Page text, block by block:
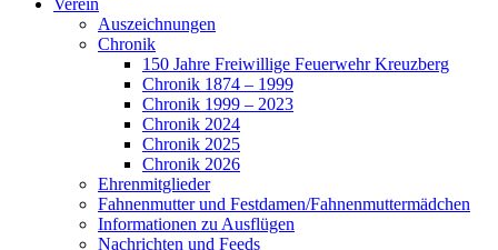
Verein
Auszeichnungen
Chronik
150 Jahre Freiwillige Feuerwehr Kreuzberg
Chronik 1874 – 1999
Chronik 1999 – 2023
Chronik 2024
Chronik 2025
Chronik 2026
Ehrenmitglieder
Fahnenmutter und Festdamen/Fahnenmuttermädchen
Informationen zu Ausflügen
Nachrichten und Feeds